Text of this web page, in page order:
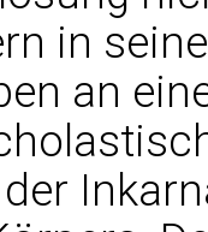
in
an